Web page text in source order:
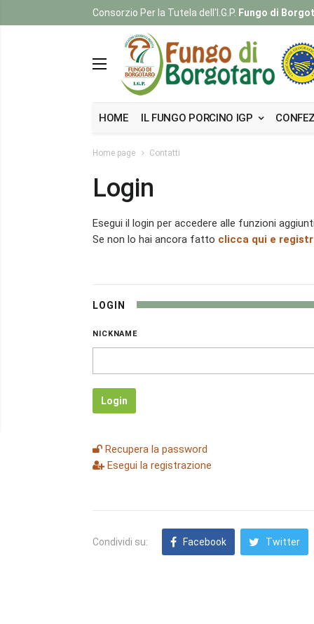
Consorzio Per la Tutela dell'I.G.P. Fungo di
HOME IL FUNGO PORCINO IGP
Home page Contatti
Login
Esegui il login per accedere alle funzioni
Se non lo hai ancora fatto clicca qui e
LOGIN
NICKNAME
Login
Recupera la password
Esegui la registrazione
Condividi su: Facebook Twitter